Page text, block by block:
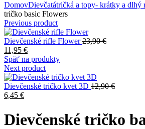
DomovDievčatátričká a topy- krátky a dlhý
tričko basic Flowers
Previous product
Dievčenské rifle Flower23,90€
11,95 €
Späť na produkty
Next product
Dievčenské tričko kvet 3D 12,90€
6,45 €
Dievčenské tričko